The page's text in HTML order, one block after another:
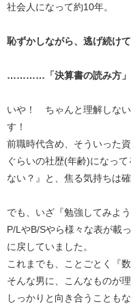
社会人になって約10年。
恥ずかしながら、逃げ続け
…………「決算書の読み方」
いや！ ちゃんと理解しな
す！
前職時代含め、そういった
ぐらいの社歴(年齢)になっ
ない？』と、焦る気持ちは
でも、いざ『勉強してみよ
P/LやB/Sやら様々な表が載
に戻していました。
これまでも、ことごとく『
そんな男に、こんなものが
しっかりと向き合うことも